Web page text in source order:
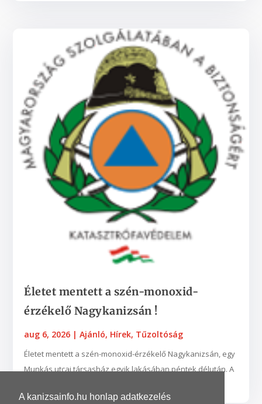
A kanizsainfo.hu honlap adatkezelés
Életet mentett a szén-monoxid-
érzékelő Nagykanizsán !
aug 6, 2026 |Ajánló, Hírek, Tűzoltóság
Életet mentett a szén-monoxid-érzékelő Nagykanizsán, egy
Munkás utcai társasház egyik lakásában péntek délután. A